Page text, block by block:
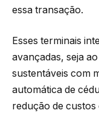
essa transação.
Esses terminais
avançadas, seja
sustentáveis com
automática de
redução de